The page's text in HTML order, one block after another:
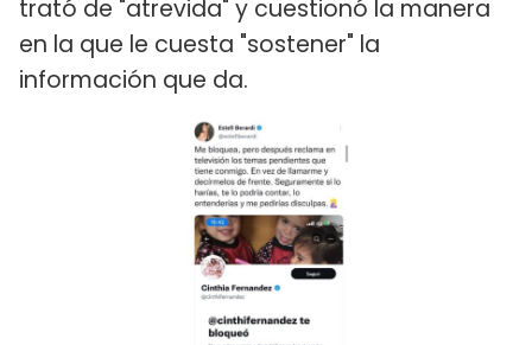
trató de "atrevida" y cuestionó la manera
en la que le cuesta "sostener" la
información que da.